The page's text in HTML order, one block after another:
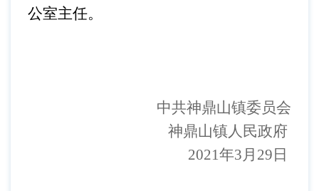
公室主任。
中共神鼎山镇委员会
神鼎山镇人民政府
2021年3月 29 日